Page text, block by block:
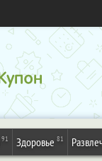
91 Здоровье 81